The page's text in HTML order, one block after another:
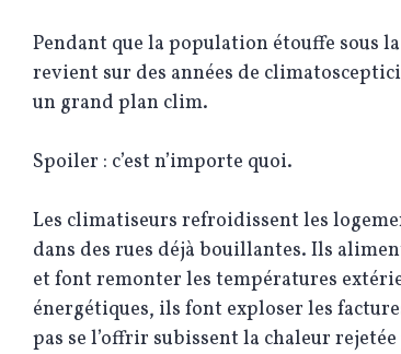
Pendant que la population étouffe sous
revient sur des années de
un grand plan clim.
Spoiler : c’est n’importe quoi.
Les climatiseurs refroidissent les
dans des rues déjà bouillantes. Ils
et font remonter les températures
énergétiques, ils font exploser les
pas se l’offrir subissent la chaleur